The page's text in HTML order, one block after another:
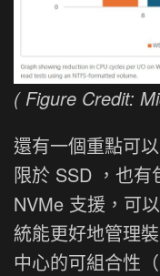
( Figure Credit:
還有一個重點可
限於 SSD ，也有
NVMe 支援，可
統能更好地管理
中心的可組合性